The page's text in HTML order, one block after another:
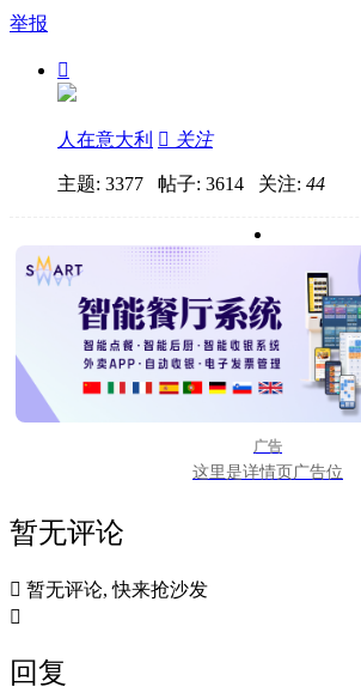
举报

人在意大利  关注
主题: 3377 帖子: 3614 关注: 44
广告
这里是详情页广告位
暂无评论
 暂无评论, 快来抢沙发

回复